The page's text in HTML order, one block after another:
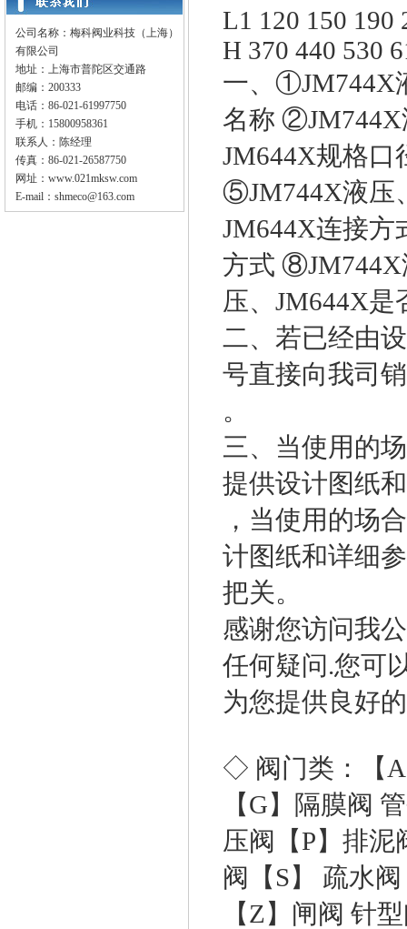
公司名称：梅科阀业科技（上海）
有限公司
地址：上海市普陀区交通路
邮编：200333
电话：86-021-61997750
手机：15800958361
联系人：陈经理
传真：86-021-26587750
网址： www.021mksw.com
E-mail： shmeco@163.com
L1 120 150 190
H 370 440 530
一、①JM744X
名称 ②JM744X
JM644X规格
⑤JM744X液压
JM644X连接
方式
压、JM644X
二、若已经由
号直接向我司
。
三、当使用的
提供设计图纸
，当使用的场
计图纸和详细
把关。
感谢您访问我
任何疑问.您可
为您提供良好
◇ 阀门类：【A
【G】隔膜阀
压阀【P】排泥
阀【S】 疏水
【Z】闸阀 针